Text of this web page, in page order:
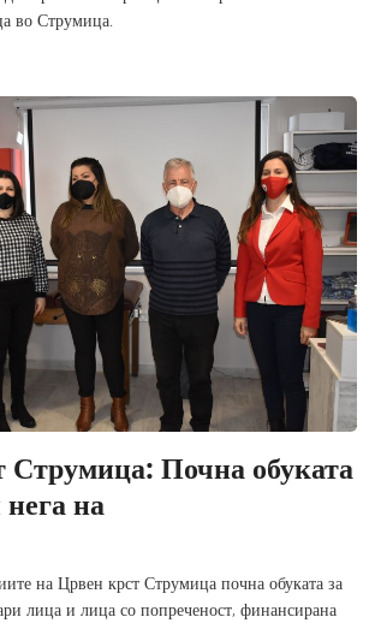
во Струмица.
Струмица: Почна обуката
на
на Црвен крст Струмица почна обуката за
лица и лица со попреченост, финансирана